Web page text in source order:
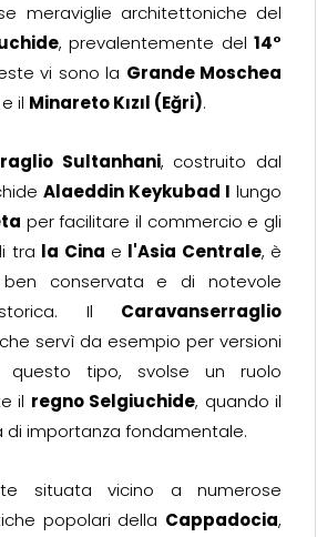
meraviglie architettoniche del
, prevalentemente del 14°
vi sono la Grande Moschea
e il Minareto Kızıl (Eğri).
Sultanhani, costruito dal
Alaeddin Keykubad I lungo
per facilitare il commercio e gli
tra la Cina e l'Asia Centrale, è
conservata e di notevole
storica. Il Caravanserraglio
servì da esempio per versioni
questo tipo, svolse un ruolo
il regno Selgiuchide, quando il
di importanza fondamentale.
situata vicino a numerose
popolari della Cappadocia,